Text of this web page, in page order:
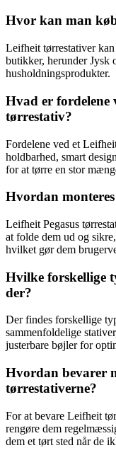
Hvor kan man
Leifheit tørrestativer
butikker, herunder Jysk
husholdningsprodukter.
Hvad er fordelene
tørrestativ?
Fordelene ved et
holdbarhed, smart
for at tørre en stor
Hvordan
Leifheit Pegasus
at folde dem ud og
hvilket gør dem
Hvilke forskellige
der?
Der findes forskellige
sammenfoldelige
justerbare bøjler for
Hvordan bevarer
tørrestativerne?
For at bevare Leifheit
rengøre dem
dem et tørt sted når de